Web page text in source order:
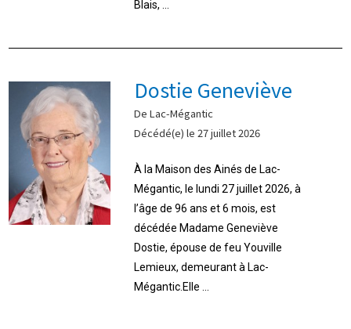
Blais, ...
Dostie Geneviève
De Lac-Mégantic
Décédé(e) le 27 juillet 2026
À la Maison des Ainés de Lac-
Mégantic, le lundi 27 juillet 2026, à
l’âge de 96 ans et 6 mois, est
décédée Madame Geneviève
Dostie, épouse de feu Youville
Lemieux, demeurant à Lac-
Mégantic.Elle ...